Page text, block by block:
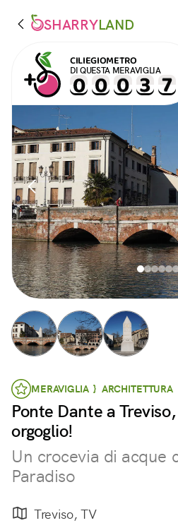
SHARRYLAND
CILIEGIOMETRO
DI QUESTA MERAVIGLIA
MERAVIGLIA } ARCHITETTURA
Ponte Dante a
orgoglio!
Un crocevia di acque
Paradiso
Treviso, TV